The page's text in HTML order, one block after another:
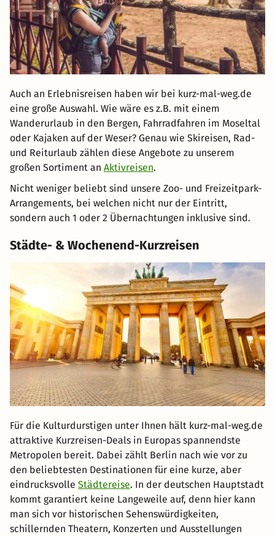
Auch an Erlebnisreisen haben wir bei kurz-mal-weg.de
eine große Auswahl. Wie wäre es z.B. mit einem
Wanderurlaub in den Bergen, Fahrradfahren im Moseltal
oder Kajaken auf der Weser? Genau wie Skireisen, Rad-
und Reiturlaub zählen diese Angebote zu unserem
großen Sortiment an Aktivreisen.
Nicht weniger beliebt sind unsere Zoo- und Freizeitpark-
Arrangements, bei welchen nicht nur der Eintritt,
sondern auch 1 oder 2 Übernachtungen inklusive sind.
Städte- & Wochenend-Kurzreisen
Für die Kulturdurstigen unter Ihnen hält kurz-mal-weg.de
attraktive Kurzreisen-Deals in Europas spannendste
Metropolen bereit. Dabei zählt Berlin nach wie vor zu
den beliebtesten Destinationen für eine kurze, aber
eindrucksvolle Städtereise. In der deutschen Hauptstadt
kommt garantiert keine Langeweile auf, denn hier kann
man sich vor historischen Sehenswürdigkeiten,
schillernden Theatern, Konzerten und Ausstellungen